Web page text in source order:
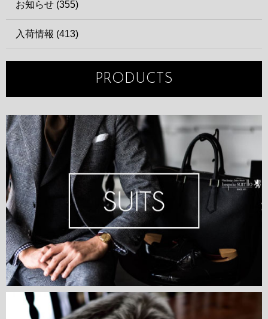
お知らせ (355)
入荷情報 (413)
PRODUCTS